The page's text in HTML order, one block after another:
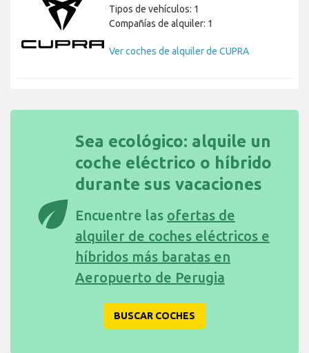
Tipos de vehículos: 1
Compañías de alquiler: 1
Ver coches de alquiler de CUPRA
eco
Sea ecológico: alquile un
coche eléctrico o híbrido
durante sus vacaciones
Encuentre las ofertas de
alquiler de coches eléctricos e
híbridos más baratas en
Aeropuerto de Perugia
BUSCAR COCHES